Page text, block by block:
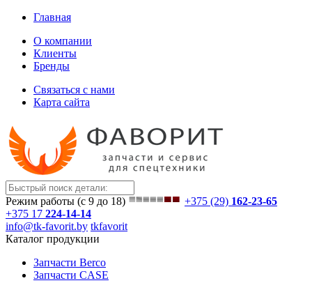
Главная
О компании
Клиенты
Бренды
Связаться с нами
Карта сайта
Режим работы (с 9 до 18) +375 (29) 162-23-65
+375 17 224-14-14
info@tk-favorit.by tkfavorit
Каталог продукции
Запчасти Berco
Запчасти CASE